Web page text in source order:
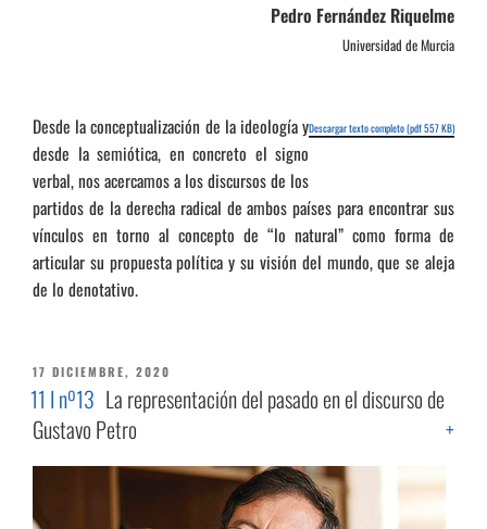
Pedro Fernández Riquelme
Universidad de Murcia
Descargar texto completo (pdf 557 KB)
Desde la conceptualización de la ideología y
desde la semiótica, en concreto el signo
verbal, nos acercamos a los discursos de los
partidos de la derecha radical de ambos países para encontrar sus
vínculos en torno al concepto de “lo natural” como forma de
articular su propuesta política y su visión del mundo, que se aleja
de lo denotativo.
PUBLICADO
EL
17 DICIEMBRE, 2020
11 I nº13 La representación del pasado en el discurso de
Gustavo Petro
+